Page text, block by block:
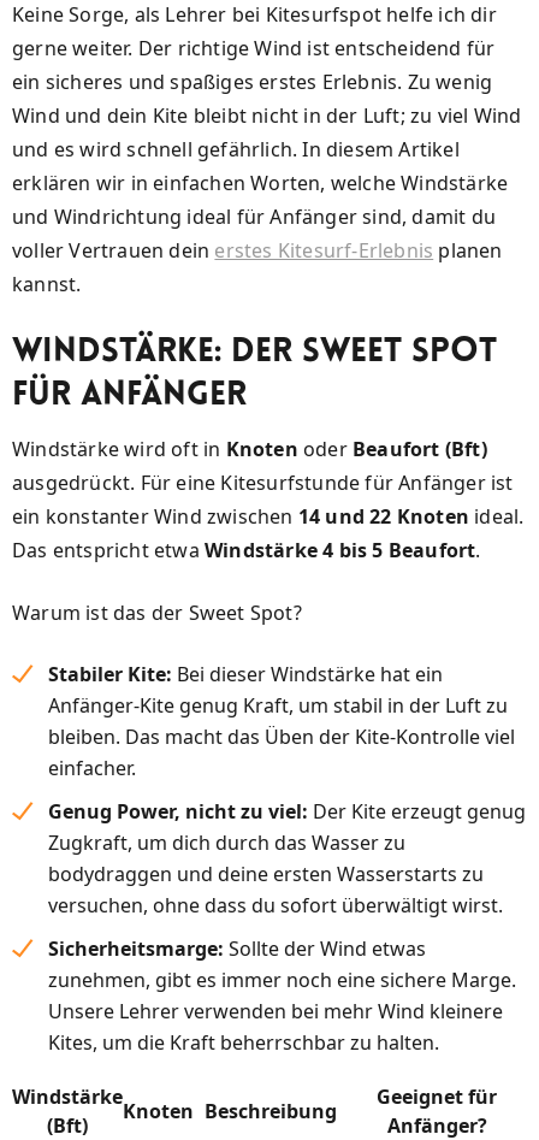
Keine Sorge, als Lehrer bei Kitesurfspot helfe ich dir
gerne weiter. Der richtige Wind ist entscheidend für
ein sicheres und spaßiges erstes Erlebnis. Zu wenig
Wind und dein Kite bleibt nicht in der Luft; zu viel Wind
und es wird schnell gefährlich. In diesem Artikel
erklären wir in einfachen Worten, welche Windstärke
und Windrichtung ideal für Anfänger sind, damit du
voller Vertrauen dein erstes Kitesurf-Erlebnis planen
kannst.
Windstärke: Der Sweet Spot
für Anfänger
Windstärke wird oft in Knoten oder Beaufort (Bft)
ausgedrückt. Für eine Kitesurfstunde für Anfänger ist
ein konstanter Wind zwischen 14 und 22 Knoten ideal.
Das entspricht etwa Windstärke 4 bis 5 Beaufort.
Warum ist das der Sweet Spot?
Stabiler Kite: Bei dieser Windstärke hat ein
Anfänger-Kite genug Kraft, um stabil in der Luft zu
bleiben. Das macht das Üben der Kite-Kontrolle viel
einfacher.
Genug Power, nicht zu viel: Der Kite erzeugt genug
Zugkraft, um dich durch das Wasser zu
bodydraggen und deine ersten Wasserstarts zu
versuchen, ohne dass du sofort überwältigt wirst.
Sicherheitsmarge: Sollte der Wind etwas
zunehmen, gibt es immer noch eine sichere Marge.
Unsere Lehrer verwenden bei mehr Wind kleinere
Kites, um die Kraft beherrschbar zu halten.
Windstärke
(Bft)
Knoten Beschreibung
Geeignet für
Anfänger?